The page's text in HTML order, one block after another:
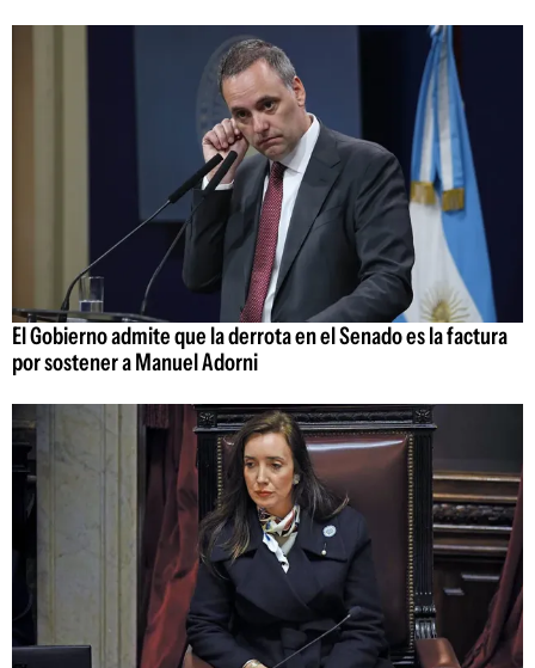
El Gobierno admite que la derrota en el Senado es la factura
por sostener a Manuel Adorni